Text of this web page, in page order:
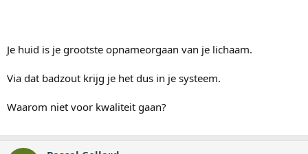
Je huid is je grootste opnameorgaan van je lichaam.
Via dat badzout krijg je het dus in je systeem.
Waarom niet voor kwaliteit gaan?